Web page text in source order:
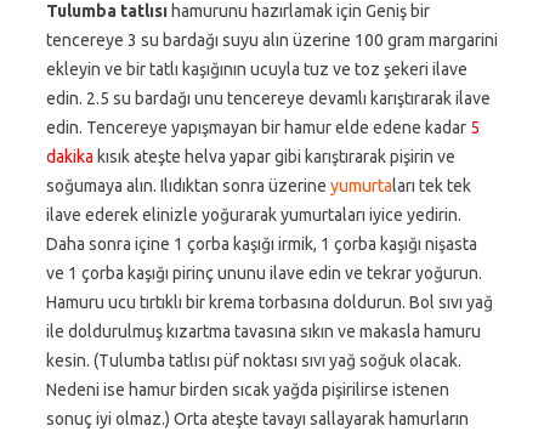
Tulumba tatlısı hamurunu hazırlamak için Geniş bir
tencereye 3 su bardağı suyu alın üzerine 100 gram margarini
ekleyin ve bir tatlı kaşığının ucuyla tuz ve toz şekeri ilave
edin. 2.5 su bardağı unu tencereye devamlı karıştırarak ilave
edin. Tencereye yapışmayan bir hamur elde edene kadar 5
dakika kısık ateşte helva yapar gibi karıştırarak pişirin ve
soğumaya alın. Ilıdıktan sonra üzerine yumurtaları tek tek
ilave ederek elinizle yoğurarak yumurtaları iyice yedirin.
Daha sonra içine 1 çorba kaşığı irmik, 1 çorba kaşığı nişasta
ve 1 çorba kaşığı pirinç ununu ilave edin ve tekrar yoğurun.
Hamuru ucu tırtıklı bir krema torbasına doldurun. Bol sıvı yağ
ile doldurulmuş kızartma tavasına sıkın ve makasla hamuru
kesin. (Tulumba tatlısı püf noktası sıvı yağ soğuk olacak.
Nedeni ise hamur birden sıcak yağda pişirilirse istenen
sonuç iyi olmaz.) Orta ateşte tavayı sallayarak hamurların